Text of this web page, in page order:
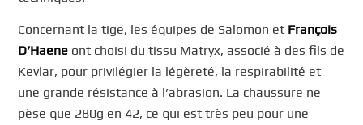
Concernant la tige, les équipes de Salomon et François
D’Haene ont choisi du tissu Matryx, associé à des fils de
Kevlar, pour privilégier la légèreté, la respirabilité et
une grande résistance à l’abrasion. La chaussure ne
pèse que 280g en 42, ce qui est très peu pour une